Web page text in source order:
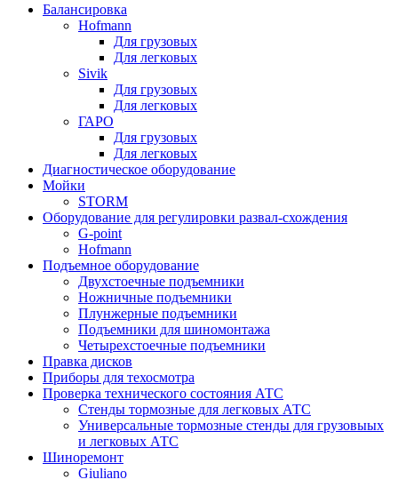
Балансировка
Hofmann
Для грузовых
Для легковых
Sivik
Для грузовых
Для легковых
ГАРО
Для грузовых
Для легковых
Диагностическое оборудование
Мойки
STORM
Оборудование для регулировки развал-схождения
G-point
Hofmann
Подъемное оборудование
Двухстоечные подъемники
Ножничные подъемники
Плунжерные подъемники
Подъемники для шиномонтажа
Четырехстоечные подъемники
Правка дисков
Приборы для техосмотра
Проверка технического состояния АТС
Стенды тормозные для легковых АТС
Универсальные тормозные стенды для грузовыых
и легковых АТС
Шиноремонт
Giuliano